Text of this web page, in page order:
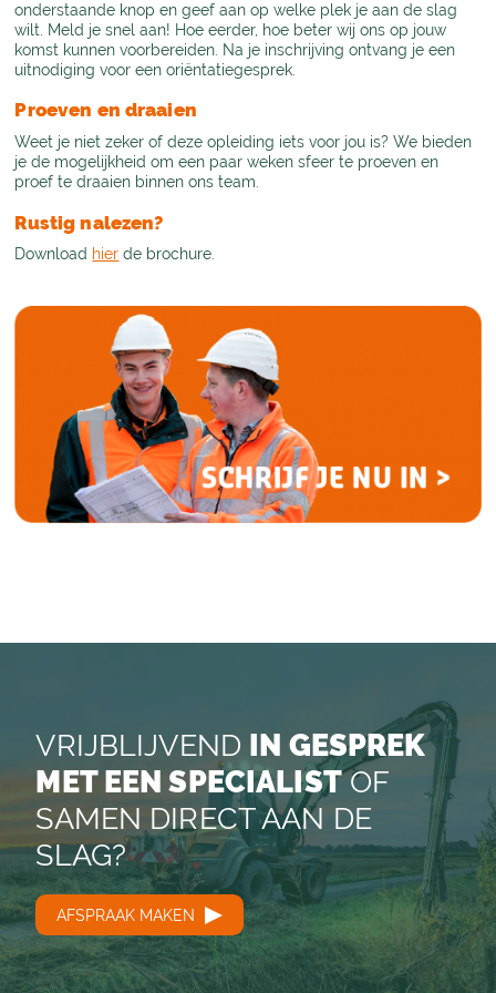
onderstaande knop en geef aan op welke plek je aan de slag
wilt. Meld je snel aan! Hoe eerder, hoe beter wij ons op jouw
komst kunnen voorbereiden. Na je inschrijving ontvang je een
uitnodiging voor een oriëntatiegesprek.
Proeven en draaien
Weet je niet zeker of deze opleiding iets voor jou is? We bieden
je de mogelijkheid om een paar weken sfeer te proeven en
proef te draaien binnen ons team.
Rustig nalezen?
Download hier de brochure.
VRIJBLIJVEND IN GESPREK
MET EEN SPECIALISTOF
SAMEN DIRECT AAN DE
SLAG?
AFSPRAAK MAKEN